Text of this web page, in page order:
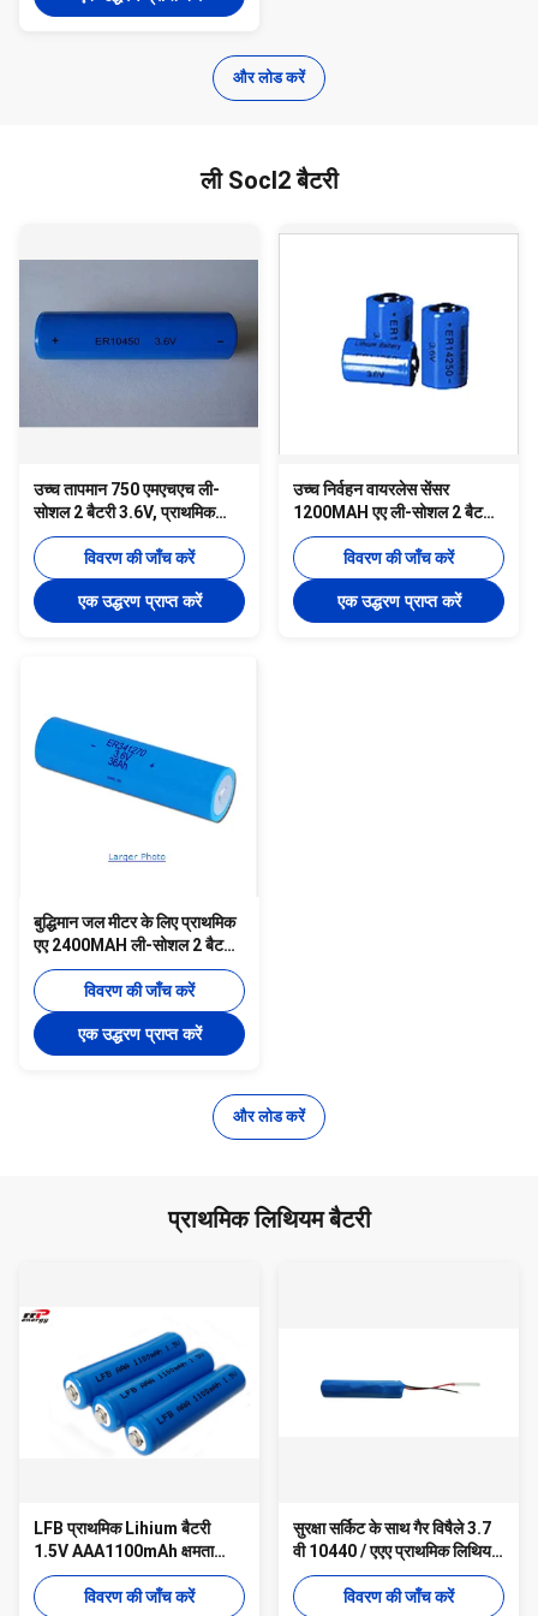
और लोड करें
ली Socl2 बैटरी
उच्च तापमान 750 एमएचएच ली-
सोशल 2 बैटरी 3.6V, प्राथमिक
लिथियम बैटरी
विवरण की जाँच करें
एक उद्धरण प्राप्त करें
उच्च निर्वहन वायरलेस सेंसर
1200MAH एए ली-सोशल 2 बैटरी
3.6V
विवरण की जाँच करें
एक उद्धरण प्राप्त करें
बुद्धिमान जल मीटर के लिए प्राथमिक
एए 2400MAH ली-सोशल 2 बैटरी
3.6V
विवरण की जाँच करें
एक उद्धरण प्राप्त करें
और लोड करें
प्राथमिक लिथियम बैटरी
LFB प्राथमिक Lihium बैटरी
1.5V AAA1100mAh क्षमता
LiFeS2 FR03 / LR03 / L92 /
R03
विवरण की जाँच करें
सुरक्षा सर्किट के साथ गैर विषैले 3.7
वी 10440 / एएए प्राथमिक लिथियम
बैटरी
विवरण की जाँच करें